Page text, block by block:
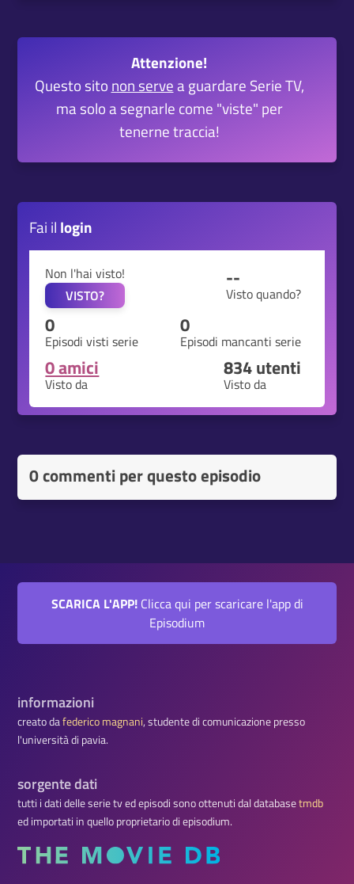
Attenzione!
Questo sito non servea guardare Serie TV,
ma solo a segnarle come "viste" per
tenerne traccia!
Fai il login
Non l'hai visto!
VISTO?
--
Visto quando?
0
Episodi visti serie
0
Episodi mancanti serie
0 amici
Visto da
834utenti
Visto da
0 commenti per questo episodio
SCARICA L'APP!Clicca qui per scaricare l'app di
Episodium
informazioni
creato dafederico magnani, studente di comunicazione presso
l'università di pavia.
sorgente dati
tutti i dati delle serie tv ed episodi sono ottenuti dal databasetmdb
ed importati in quello proprietario di episodium.